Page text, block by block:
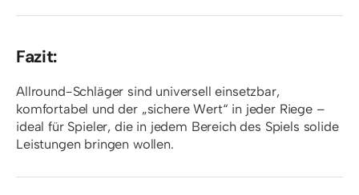
Fazit:
Allround-Schläger sind universell einsetzbar,
komfortabel und der „sichere Wert“ in jeder Riege –
ideal für Spieler, die in jedem Bereich des Spiels solide
Leistungen bringen wollen.